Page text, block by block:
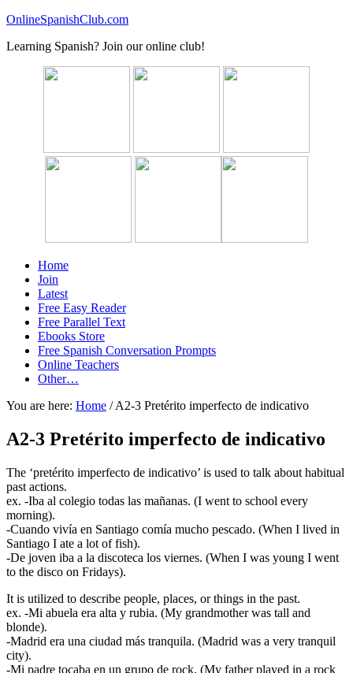
OnlineSpanishClub.com
Learning Spanish? Join our online club!
Home
Join
Latest
Free Easy Reader
Free Parallel Text
Ebooks Store
Free Spanish Conversation Prompts
Online Teachers
Other…
You are here: Home /A2-3 Pretérito imperfecto de indicativo
A2-3 Pretérito imperfecto de indicativo
The ‘pretérito imperfecto de indicativo’ is used to talk about habitual
past actions.
ex. -Iba al colegio todas las mañanas. (I went to school every
morning).
-Cuando vivía en Santiago comía mucho pescado. (When I lived in
Santiago I ate a lot of fish).
-De joven iba a la discoteca los viernes. (When I was young I went
to the disco on Fridays).
It is utilized to describe people, places, or things in the past.
ex. -Mi abuela era alta y rubia. (My grandmother was tall and
blonde).
-Madrid era una ciudad más tranquila. (Madrid was a very tranquil
city).
-Mi padre tocaba en un grupo de rock. (My father played in a rock